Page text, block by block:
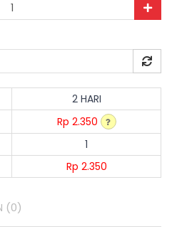
2 HARI
Rp 2.350
1
Rp 2.350
(0)